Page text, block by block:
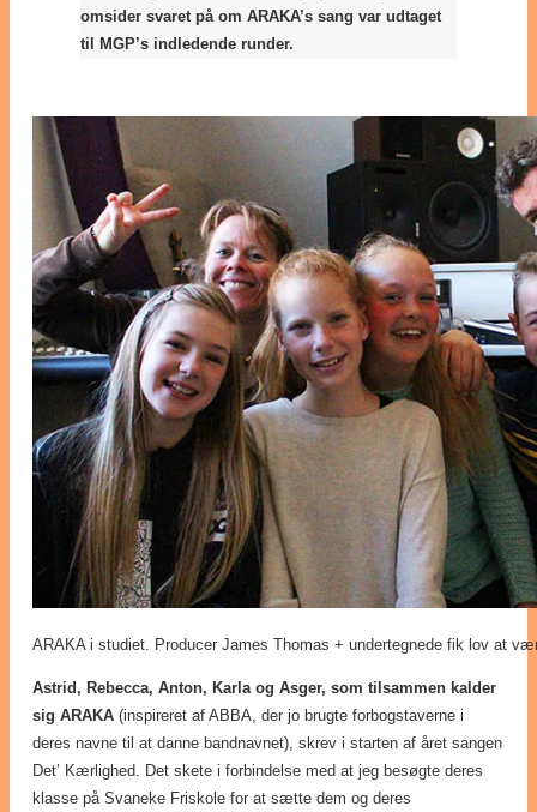
omsider svaret på om ARAKA’s sang var udtaget
til MGP’s indledende runder.
ARAKA i studiet. Producer James Thomas + undertegnede fik lov at
Astrid, Rebecca, Anton, Karla og Asger, som tilsammen kalder
sig ARAKA(inspireret af ABBA, der jo brugte forbogstaverne i
deres navne til at danne bandnavnet), skrev i starten af året sangen
Det’ Kærlighed. Det skete i forbindelse med at jeg besøgte deres
klasse på Svaneke Friskole for at sætte dem og deres